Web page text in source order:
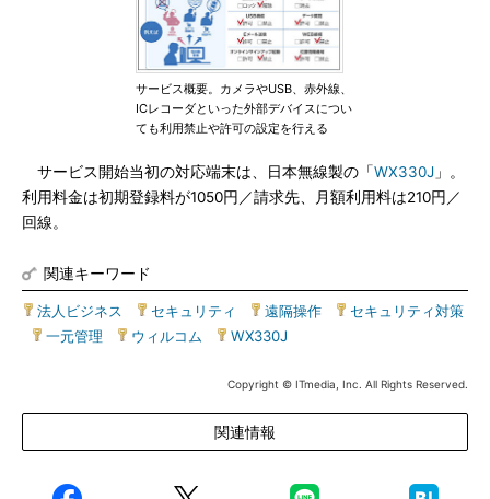
サービス概要。カメラやUSB、赤外線、
ICレコーダといった外部デバイスについ
ても利用禁止や許可の設定を行える
サービス開始当初の対応端末は、日本無線製の「WX330J 」。
利用料金は初期登録料が1050円／請求先、月額利用料は210円／
回線。
関連キーワード
法人ビジネス セキュリティ 遠隔操作
セキュリティ対策
一元管理 ウィルコム WX330J
Copyright © ITmedia, Inc. All Rights Reserved.
関連情報